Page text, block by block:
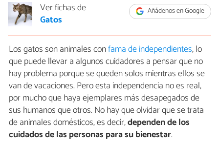
Añádenos en Google
Ver fichas de
Gatos
Los gatos son animales confama de independientes, lo
que puede llevar a algunos cuidadores a pensar que no
hay problema porque se queden solos mientras ellos se
van de vacaciones. Pero esta independencia no es real,
por mucho que haya ejemplares más desapegados de
sus humanos que otros. No hay que olvidar que se trata
de animales domésticos, es decir,dependen de los
cuidados de las personas para su bienestar.